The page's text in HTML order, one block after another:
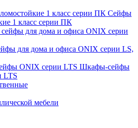
Сейфы
1 класс серии ПК
для дома и офиса ONIX серии LS,
Шкафы-сейфы
LTS
мебели